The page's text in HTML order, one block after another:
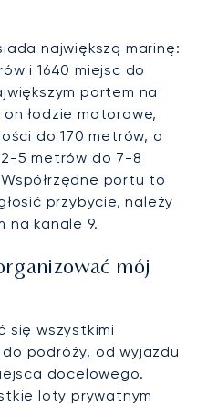
największą marinę:
i 1640 miejsc do
portem na
łodzie motorowe,
do 170 metrów, a
5 metrów do 7-8
portu to
przybycie, należy
na kanale 9.
mój
się wszystkimi
podróży, od wyjazdu
docelowego.
loty prywatnym